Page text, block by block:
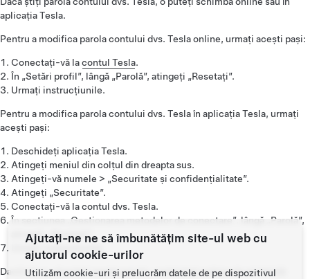
aplicația Tesla.
Pentru a modifica parola contului dvs. Tesla online, urmați acești pași:
Conectați-vă lacontul Tesla.
În „Setări profil”, lângă „Parolă”, atingeți „Resetați”.
Urmați instrucțiunile.
Pentru a modifica parola contului dvs. Tesla în aplicația Tesla, urmați
acești pași:
Deschideți aplicația Tesla.
Atingeți meniul din colțul din dreapta sus.
Atingeți-vă numele > „Securitate și confidențialitate”.
Atingeți „Securitate”.
Conectați-vă la contul dvs. Tesla.
În secțiunea „Gestionarea metodelor de conectare”, lângă „Parolă”,
atingeți „Resetați”.
Urmați instrucțiunile.
Dacă tot nu vă puteți reseta parola, contactați echipa de asistență
Ajutați-ne ne să îmbunătățim site-ul web cu
ajutorul cookie-urilor
Utilizăm cookie-uri și prelucrăm datele de pe dispozitivul